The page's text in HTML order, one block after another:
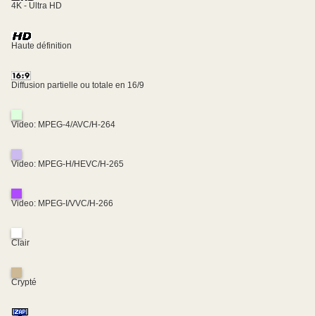
4K - Ultra HD
Haute définition
Diffusion partielle ou totale en 16/9
Video: MPEG-4/AVC/H-264
Video: MPEG-H/HEVC/H-265
Video: MPEG-I/VVC/H-266
Clair
Crypté